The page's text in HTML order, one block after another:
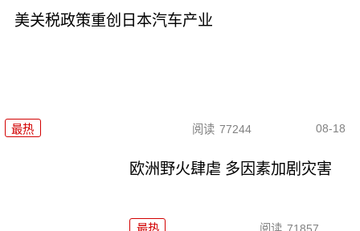
美关税政策重创日本汽车产业
最热 阅读 77244 08-18
欧洲野火肆虐 多因素加剧灾害